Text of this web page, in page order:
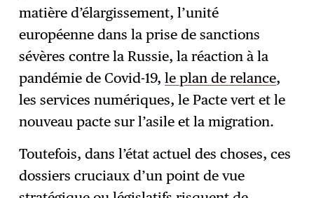
matière d’élargissement, l’unité
européenne dans la prise de sanctions
sévères contre la Russie, la réaction à la
pandémie de Covid-19,le plan de relance,
les services numériques, le Pacte vert et le
nouveau pacte sur l’asile et la migration.
Toutefois, dans l’état actuel des choses, ces
dossiers cruciaux d’un point de vue